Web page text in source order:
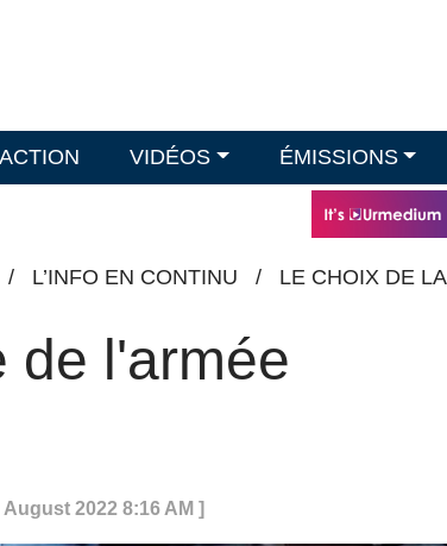
VIDÉOS ÉMISSIONS
/ L’INFO EN CONTINU /
LE CHOIX DE LA
de l'armée
2022 8:16 AM ]